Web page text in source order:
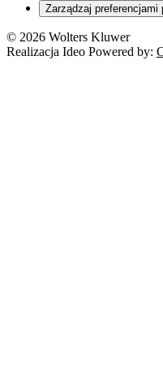
Zarządzaj preferencjami
© 2026 Wolters Kluwer
Realizacja Ideo Powered by: